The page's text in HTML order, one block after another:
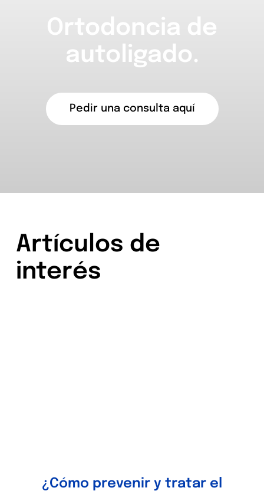
Ortodoncia de
autoligado.
Pedir una consulta aquí
Artículos de
interés
¿Cómo prevenir y tratar el